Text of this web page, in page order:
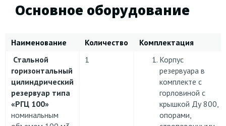
Основное оборудование
Наименование Количество
Комплектация
Стальной
горизонтальный
цилиндрический
резервуар типа
«РГЦ 100»
номинальным
1
Корпус
резервуара в
комплекте с
горловиной с
крышкой Ду 800,
опорами,